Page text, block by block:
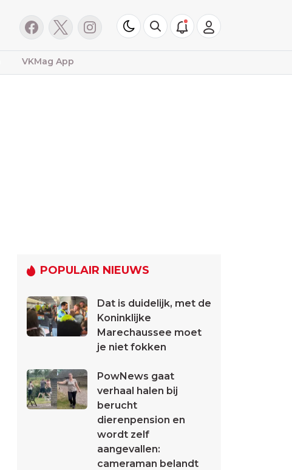
VKMag App
POPULAIR NIEUWS
Dat is duidelijk, met de
Koninklijke
Marechaussee moet
je niet fokken
PowNews gaat
verhaal halen bij
berucht
dierenpension en
wordt zelf
aangevallen:
cameraman belandt